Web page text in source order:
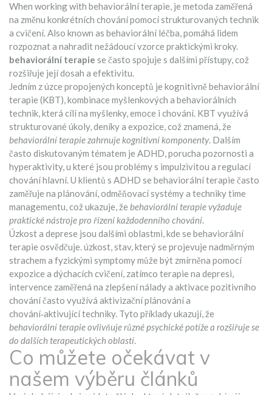
When working with behaviorální terapie, je metoda zaměřená
na změnu konkrétních chování pomocí strukturovaných technik
a cvičení. Also known as behaviorální léčba, pomáhá lidem
rozpoznat a nahradit nežádoucí vzorce praktickými kroky.
behaviorální terapie se často spojuje s dalšími přístupy, což
rozšiřuje její dosah a efektivitu.
Jedním z úzce propojených konceptů je kognitivně behaviorální
terapie (KBT),kombinace myšlenkových a behaviorálních
technik, která cílí na myšlenky, emoce i chování. KBT využívá
strukturované úkoly, deníky a expozice, což znamená, že
behaviorální terapie zahrnuje kognitivní komponenty. Dalším
často diskutovaným tématem je ADHD,porucha pozornosti a
hyperaktivity, u které jsou problémy s impulzivitou a regulací
chování hlavní. U klientů s ADHD se behaviorální terapie často
zaměřuje na plánování, odměňovací systémy a techniky time
managementu, což ukazuje, že behaviorální terapie vyžaduje
praktické nástroje pro řízení každodenního chování.
Úzkost a deprese jsou dalšími oblastmi, kde se behaviorální
terapie osvědčuje.úzkost,stav, který se projevuje nadměrným
strachem a fyzickými symptomymůže být zmírněna pomocí
expozice a dýchacích cvičení, zatímco terapie na depresi,
intervence zaměřená na zlepšení nálady a aktivace pozitivního
chováníčasto využívá aktivizační plánování a
chování‑aktivující techniky. Tyto příklady ukazují, že
behaviorální terapie ovlivňuje různé psychické potíže a rozšiřuje se
do dalších terapeutických oblastí.
Co můžete očekávat v
našem výběru článků